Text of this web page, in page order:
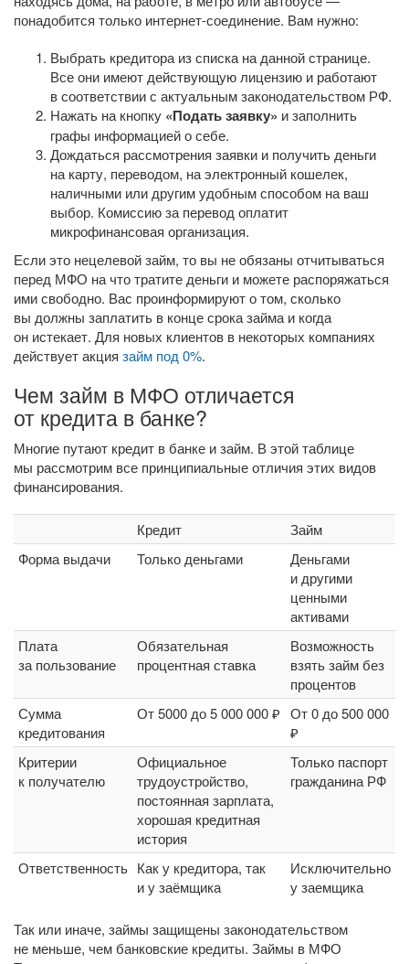
понадобится только интернет-соединение. Вам нужно:
Выбрать кредитора из списка на данной странице.
Все они имеют действующую лицензию и работают
в соответствии с актуальным законодательством РФ.
Нажать на кнопку «Подать заявку» и заполнить
графы информацией о себе.
Дождаться рассмотрения заявки и получить деньги
на карту, переводом, на электронный кошелек,
наличными или другим удобным способом на ваш
выбор. Комиссию за перевод оплатит
микрофинансовая организация.
Если это нецелевой займ, то вы не обязаны отчитываться
перед МФО на что тратите деньги и можете распоряжаться
ими свободно. Вас проинформируют о том, сколько
вы должны заплатить в конце срока займа и когда
он истекает. Для новых клиентов в некоторых компаниях
действует акция займ под 0%.
Чем займ в МФО отличается
от кредита в банке?
Многие путают кредит в банке и займ. В этой таблице
мы рассмотрим все принципиальные отличия этих видов
финансирования.
Кредит
Займ
Форма выдачи
Только деньгами
Деньгами
и другими
ценными
активами
Плата
за пользование
Обязательная
процентная ставка
Возможность
взять займ без
процентов
Сумма
кредитования
От 5000 до 5 000 000 ₽ От 0 до 500 000
₽
Критерии
к получателю
Официальное
трудоустройство,
постоянная зарплата,
хорошая кредитная
история
Только паспорт
гражданина РФ
Ответственность Как у кредитора, так
и у заёмщика
Исключительно
у заемщика
Так или иначе, займы защищены законодательством
не меньше, чем банковские кредиты. Займы в МФО